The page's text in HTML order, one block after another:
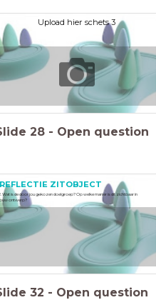
Upload hier schets 3
28 - Open question
REFLECTIE ZITOBJECT
Wat is de door jou gekozen doelgroep? Op welke manier is dit zichtbaar in
ontwerp?
32 - Open question